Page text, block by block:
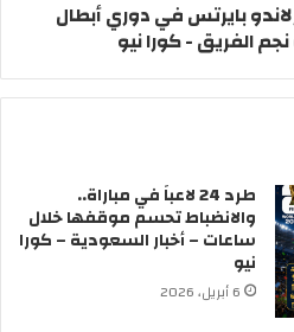
بايرتس في دوري أبطال
الفريق - كورا نيو
طرد 24 لاعباً في مباراة..
والانضباط تحسم موقفها خلال
ساعات – أخبار السعودية – كورا
نيو
6 أبريل، 2026